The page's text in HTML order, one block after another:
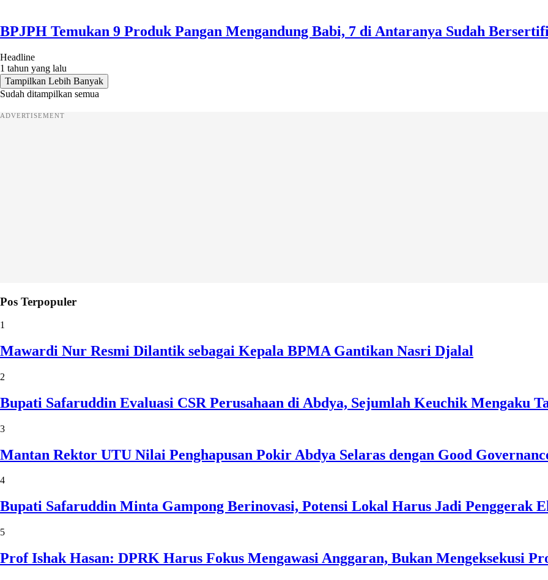
BPJPH Temukan 9 Produk Pangan Mengandung Babi, 7 di Antaranya Sudah
Headline
1 tahun yang lalu
Tampilkan Lebih Banyak
Sudah ditampilkan semua
ADVERTISEMENT
Pos Terpopuler
1
Mawardi Nur Resmi Dilantik sebagai Kepala BPMA Gantikan Nasri Djalal
2
Bupati Safaruddin Evaluasi CSR Perusahaan di Abdya, Sejumlah Keuchik Mengaku
3
Mantan Rektor UTU Nilai Penghapusan Pokir Abdya Selaras dengan Good
4
Bupati Safaruddin Minta Gampong Berinovasi, Potensi Lokal Harus Jadi Penggerak
5
Prof Ishak Hasan: DPRK Harus Fokus Mengawasi Anggaran, Bukan Mengeksekusi